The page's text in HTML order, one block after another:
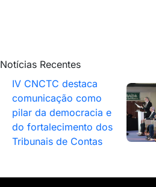
Notícias Recentes
IV CNCTC destaca
comunicação como
pilar da democracia e
do fortalecimento dos
Tribunais de Contas